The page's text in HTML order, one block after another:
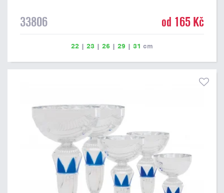
33806 od 165 Kč
22 | 23 | 26 | 29 | 31 cm